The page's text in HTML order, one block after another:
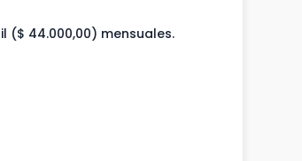
($ 44.000,00) mensuales.